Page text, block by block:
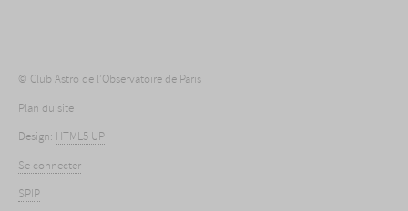
© Club Astro de l’Observatoire de Paris
Plan du site
Design: HTML5 UP
Se connecter
SPIP